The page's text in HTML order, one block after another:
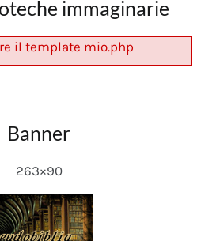
immaginarie
il template mio.php
Banner
263×90